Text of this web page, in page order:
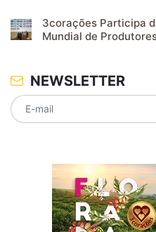
3corações Participa
Mundial de
NEWSLETTER